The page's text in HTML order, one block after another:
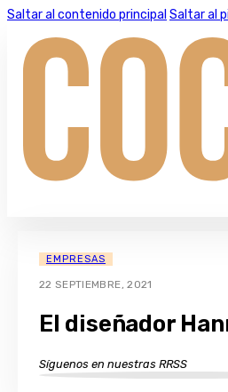
Saltar al contenido principal Saltar al
EMPRESAS
22 SEPTIEMBRE, 2021
El diseñador
Síguenos en nuestras RRSS